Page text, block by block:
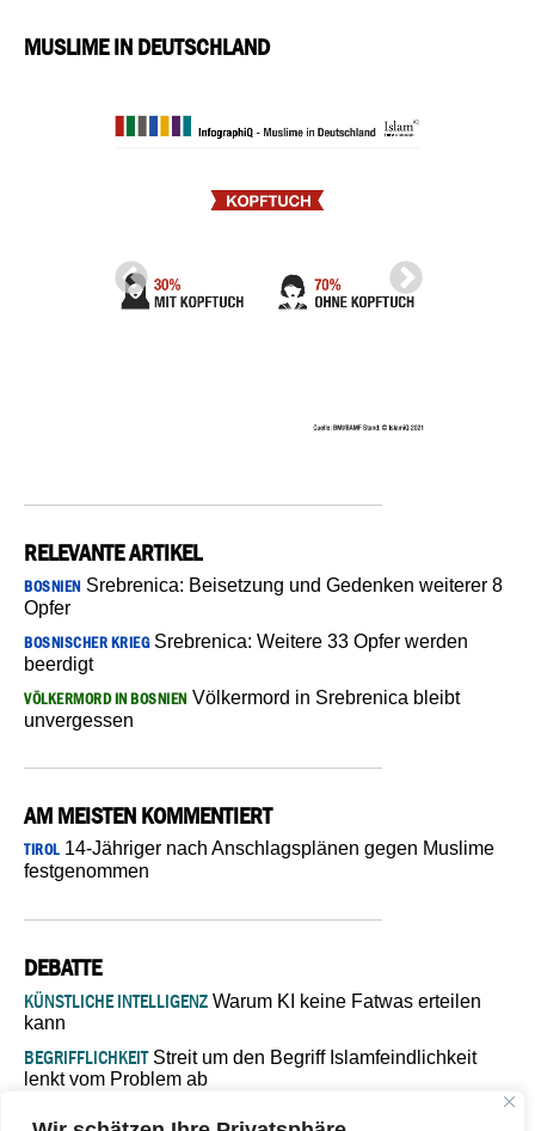
MUSLIME IN DEUTSCHLAND
RELEVANTE ARTIKEL
BOSNIEN Srebrenica: Beisetzung und Gedenken weiterer 8
Opfer
BOSNISCHER KRIEGSrebrenica: Weitere 33 Opfer werden
beerdigt
VÖLKERMORD IN BOSNIEN Völkermord in Srebrenica bleibt
unvergessen
AM MEISTEN KOMMENTIERT
TIROL14-Jähriger nach Anschlagsplänen gegen Muslime
festgenommen
DEBATTE
KÜNSTLICHE INTELLIGENZ Warum KI keine Fatwas erteilen
kann
BEGRIFFLICHKEITStreit um den Begriff Islamfeindlichkeit
lenkt vom Problem ab